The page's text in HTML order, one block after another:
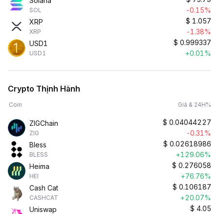
SOL
-0.15%
XRP
XRP
$ 1.057
-1.38%
USD1
USD1
$ 0.999337
+0.01%
Crypto Thịnh Hành
Coin Giá & 24H%
ZIGChain
ZIG
$ 0.04044227
-0.31%
Bless
BLESS
$ 0.02618986
+129.06%
Heima
HEI
$ 0.276058
+76.76%
Cash Cat
CASHCAT
$ 0.106187
+20.07%
Uniswap
$ 4.05